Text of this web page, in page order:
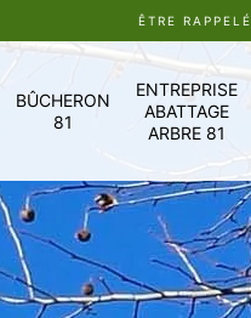
ÊTRE RAPPELÉ
BÛCHERON
81
ENTREPRISE
ABATTAGE
ARBRE 81